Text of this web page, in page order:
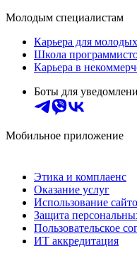
Молодым специалистам
Карьера для
Школа
Карьера в
Боты для
Мобильное приложение
Этика и комплаенс
Оказание услуг
Использование
Защита
Пользовательское
ИТ аккредитация